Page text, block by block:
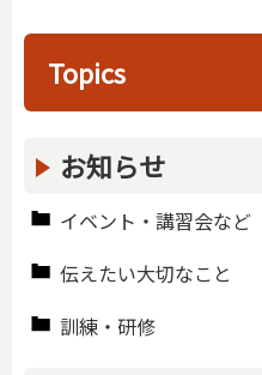
Topics
お知らせ
イベント・講習会など
伝えたい大切なこと
訓練・研修